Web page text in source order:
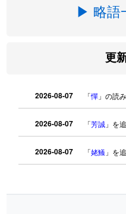
▶ 略語
更
2026-08-07 「憚 」の読
2026-08-07 「芳誠 」を
2026-08-07 「姥鱶 」を